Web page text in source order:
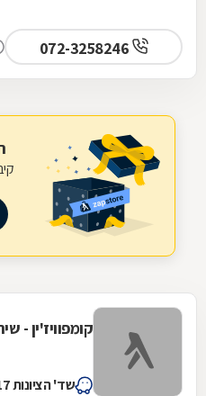
קומפוויז'ין -
שד' הציונות 17, ואדי ניסנאס חיפה